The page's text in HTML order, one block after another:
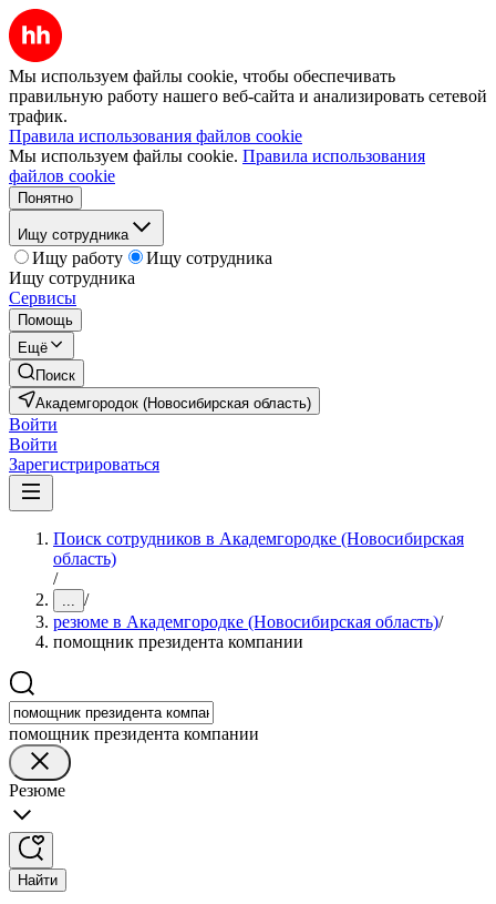
Мы используем файлы cookie, чтобы обеспечивать
правильную работу нашего веб-сайта и анализировать сетевой
трафик.
Правила использования файлов cookie
Мы используем файлы cookie. Правила использования
файлов cookie
Понятно
Ищу сотрудника
Ищу работу
Ищу сотрудника
Ищу сотрудника
Сервисы
Помощь
Ещё
Поиск
Академгородок (Новосибирская область)
Войти
Войти
Зарегистрироваться
Поиск сотрудников в Академгородке (Новосибирская
область)
/
... /
резюме в Академгородке (Новосибирская область)/
помощник президента компании
помощник президента компании
Резюме
Найти